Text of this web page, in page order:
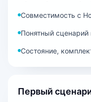
Совместимость с
Понятный сценарий
Состояние,
Первый